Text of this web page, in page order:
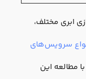
ابری مختلف،
سرویس‌های
مطالعه این